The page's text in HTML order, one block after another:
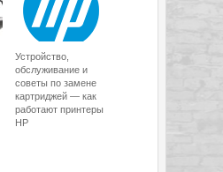
Устройство,
обслуживание и
советы по замене
картриджей — как
работают принтеры
HP